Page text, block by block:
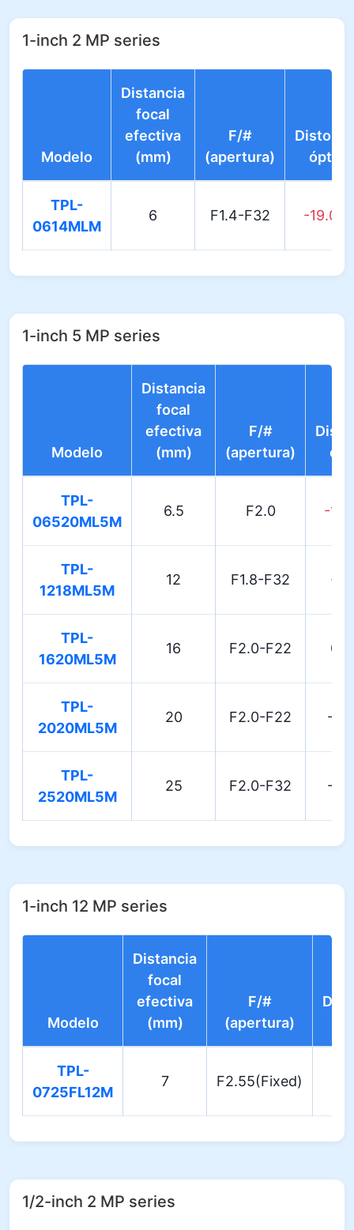
1-inch 2 MP series
Modelo
Distancia
focal
efectiva
(mm)
F/#
(apertura)
óptica
TPL-
0614MLM
6 F1.4-F32 -
1-inch 5 MP series
Modelo
Distancia
focal
efectiva
(mm)
F/#
(apertura)
TPL-
06520ML5M
6.5 F2.0 -
TPL-
1218ML5M
12 F1.8-F32 -
TPL-
1620ML5M
16 F2.0-F22
TPL-
2020ML5M
20 F2.0-F22 -
TPL-
2520ML5M
25 F2.0-F32 -
1-inch 12 MP series
Modelo
Distancia
focal
efectiva
(mm)
F/#
(apertura)
TPL-
0725FL12M
7 F2.55(Fixed)
1/2-inch 2 MP series